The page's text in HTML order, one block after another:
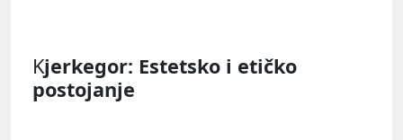
Kjerkegor: Estetsko i etičko
postojanje